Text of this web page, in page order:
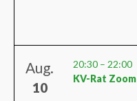
Aug.
10
20:30 – 22:00
KV-Rat Zoom